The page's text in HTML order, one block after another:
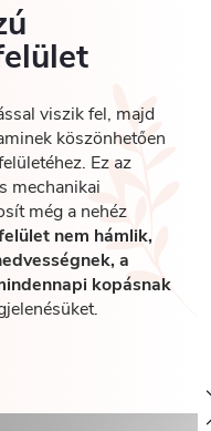
viszik fel, majd
köszönhetően
Ez az
mechanikai
még a nehéz
nem hámlik,
a
kopásnak